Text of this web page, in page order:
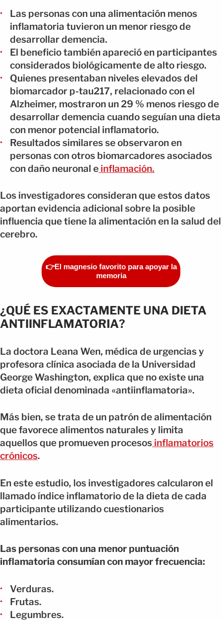
Las personas con una alimentación menos
inflamatoria tuvieron un menor riesgo de
desarrollar demencia.
El beneficio también apareció en participantes
considerados biológicamente de alto riesgo.
Quienes presentaban niveles elevados del
biomarcador p-tau217, relacionado con el
Alzheimer, mostraron un 29 % menos riesgo de
desarrollar demencia cuando seguían una dieta
con menor potencial inflamatorio.
Resultados similares se observaron en
personas con otros biomarcadores asociados
con daño neuronal e inflamación.
Los investigadores consideran que estos datos
aportan evidencia adicional sobre la posible
influencia que tiene la alimentación en la salud del
cerebro.
👉El magnesio favorito para apoyar la
memoria
¿QUÉ ES EXACTAMENTE UNA DIETA
ANTIINFLAMATORIA?
La doctora Leana Wen, médica de urgencias y
profesora clínica asociada de la Universidad
George Washington, explica que no existe una
dieta oficial denominada «antiinflamatoria».
Más bien, se trata de un patrón de alimentación
que favorece alimentos naturales y limita
aquellos que promueven procesos inflamatorios
crónicos.
En este estudio, los investigadores calcularon el
llamado índice inflamatorio de la dieta de cada
participante utilizando cuestionarios
alimentarios.
Las personas con una menor puntuación
inflamatoria consumían con mayor frecuencia:
Verduras.
Frutas.
Legumbres.